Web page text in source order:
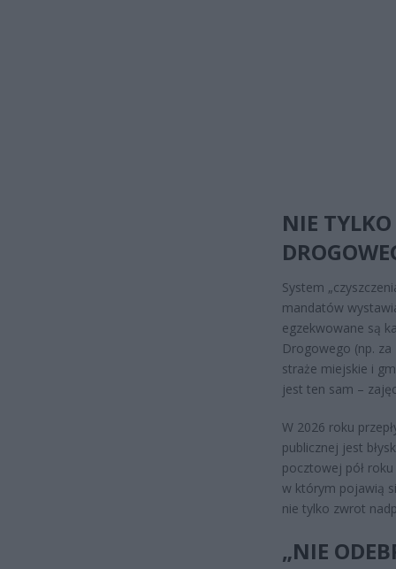
NIE
System
mandatów
egzekwowane są
Drogowego (np.
straże miejskie i
jest ten sam –
W 2026 roku
publicznej jest
pocztowej pół
w którym pojawią
nie tylko zwrot
„NIE